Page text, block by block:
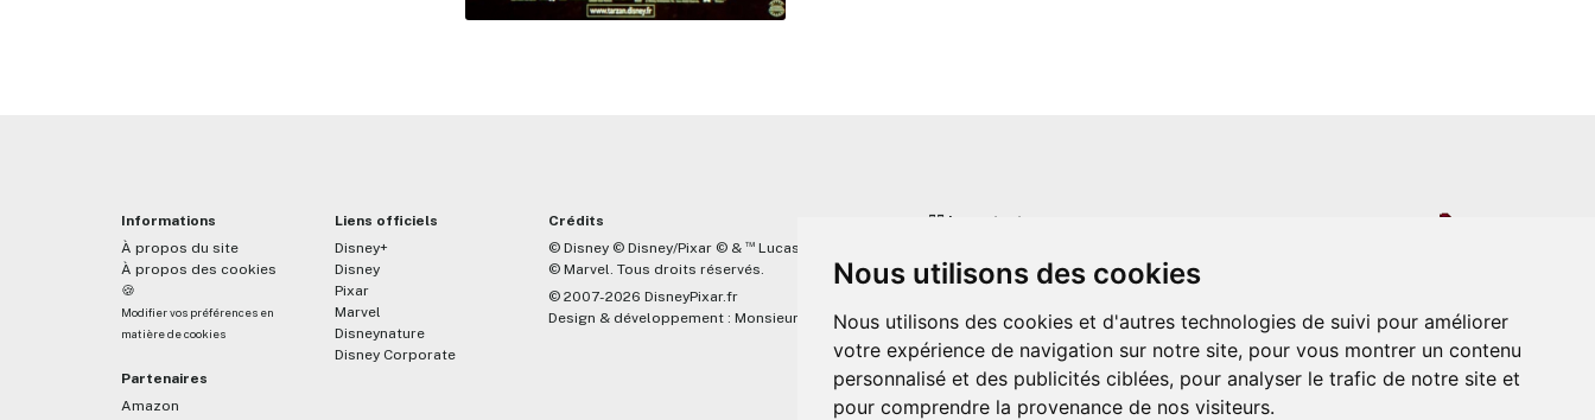
Nous utilisons des cookies
Nous utilisons des cookies et d'autres technologies de suivi pour améliorer
votre expérience de navigation sur notre site, pour vous montrer un contenu
personnalisé et des publicités ciblées, pour analyser le trafic de notre site et
pour comprendre la provenance de nos visiteurs.
Informations
À propos du site
À propos des cookies
🍪
Modifier vos préférences en
matière de cookies
Partenaires
Amazon
Liens officiels
Disney+
Disney
Pixar
Marvel
Disneynature
Disney Corporate
Crédits
© Disney © Disney/Pixar © & ™ Lucasfilm LTD
© Marvel. Tous droits réservés.
© 2007-2026 DisneyPixar.fr
Design & développement : MonsieurPaul
☝🏼 Important
lié de quelque manière que ce soit avec The Walt Disney
Company, Pixar, Disney Enterprises, Inc ou leurs dérivés ou
associés. Toute demande adressée aux studios Disney ou
Pixar sera ignorée. Merci de votre compréhension.